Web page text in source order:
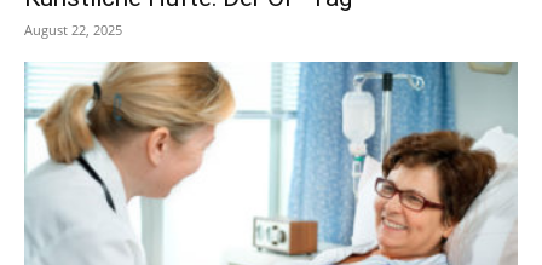
August 22, 2025